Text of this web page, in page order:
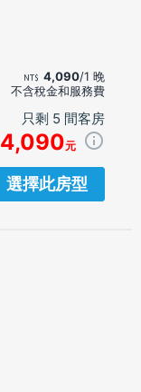
4,090/1 晚
不含稅金和服務費
只剩 5 間客房
4,090元
選擇此房型